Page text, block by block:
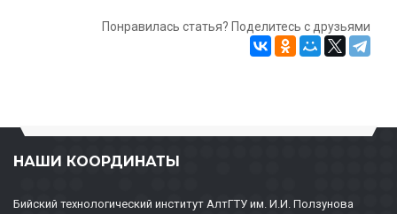
Понравилась статья? Поделитесь с друзьями
НАШИ КООРДИНАТЫ
Бийский технологический институт АлтГТУ им. И.И. Ползунова